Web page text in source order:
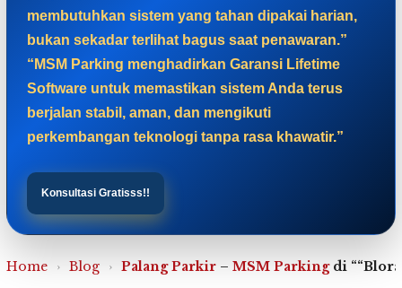
membutuhkan sistem yang tahan dipakai harian,
bukan sekadar terlihat bagus saat penawaran.”
“MSM Parking menghadirkan Garansi Lifetime
Software untuk memastikan sistem Anda terus
berjalan stabil, aman, dan mengikuti
perkembangan teknologi tanpa rasa khawatir.”
Konsultasi Gratisss!!
Home › Blog › Palang Parkir – MSM Parkingdi